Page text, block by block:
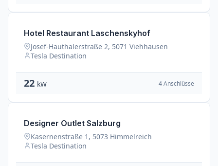
Hotel Restaurant Laschenskyhof
Josef-Hauthalerstraße 2, 5071 Viehhausen
Tesla Destination
22 kW 4 Anschlüsse
Designer Outlet Salzburg
Kasernenstraße 1, 5073 Himmelreich
Tesla Destination